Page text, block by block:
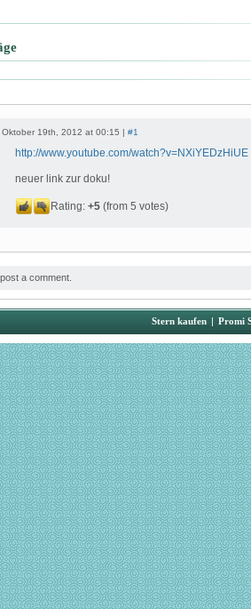
Oktober 19th, 2012 at 00:15 | #1
http://www.youtube.com/watch?v=NXiYEDzHiUE
neuer link zur doku!
Rating: +5 (from 5 votes)
a comment.
Stern kaufen | Promi